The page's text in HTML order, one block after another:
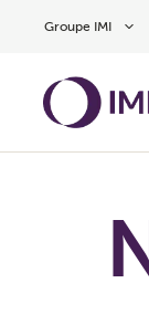
Groupe IMI